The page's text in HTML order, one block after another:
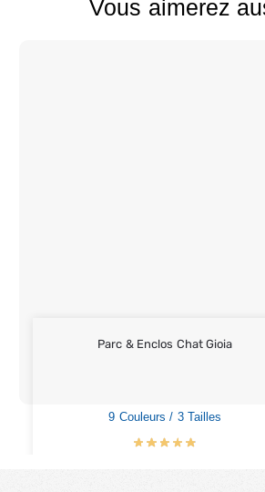
Vous aimerez
Parc & Enclos Chat Gioia
9 Couleurs / 3 Tailles